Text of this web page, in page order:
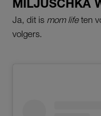
MILJUSCHKA
Ja, dit is mom lifeten
volgers.